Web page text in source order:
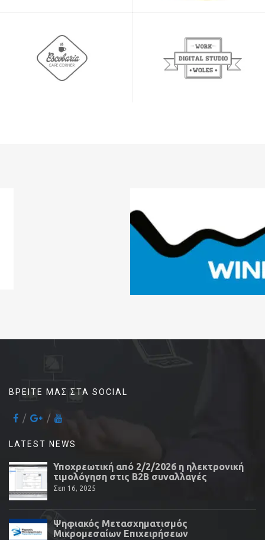
ΒΡΕΊΤΕ ΜΑΣ ΣΤΑ SOCIAL
LATEST NEWS
Υποχρεωτική από 2/2/2026 η ηλεκτρονική
τιμολόγηση στις Β2Β συναλλαγές
Σεπ 16, 2025
Ψηφιακός Μετασχηματισμός
Μικρομεσαίων Επιχειρήσεων